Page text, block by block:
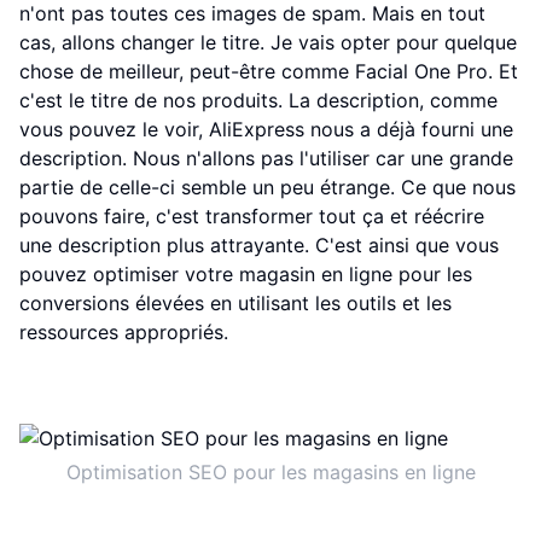
n'ont pas toutes ces images de spam. Mais en tout
cas, allons changer le titre. Je vais opter pour quelque
chose de meilleur, peut-être comme Facial One Pro. Et
c'est le titre de nos produits. La description, comme
vous pouvez le voir, AliExpress nous a déjà fourni une
description. Nous n'allons pas l'utiliser car une grande
partie de celle-ci semble un peu étrange. Ce que nous
pouvons faire, c'est transformer tout ça et réécrire
une description plus attrayante. C'est ainsi que vous
pouvez optimiser votre magasin en ligne pour les
conversions élevées en utilisant les outils et les
ressources appropriés.
Optimisation SEO pour les magasins en ligne